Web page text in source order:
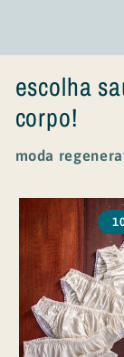
escolha
corpo!
moda